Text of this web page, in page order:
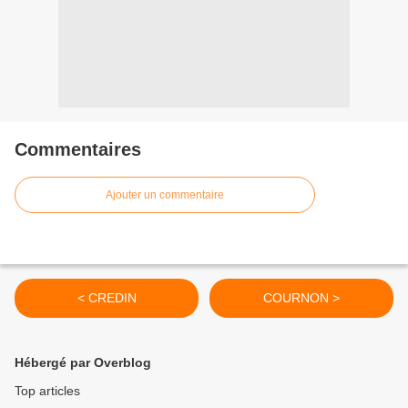
Commentaires
Ajouter un commentaire
< CREDIN COURNON >
Hébergé par Overblog
Top articles